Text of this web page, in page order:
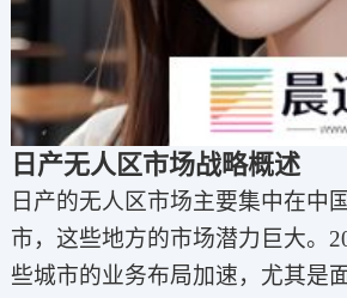
日产无人区市场战略概述
日产的无人区市场主要集中在中
市，这些地方的市场潜力巨大。
些城市的业务布局加速，尤其是